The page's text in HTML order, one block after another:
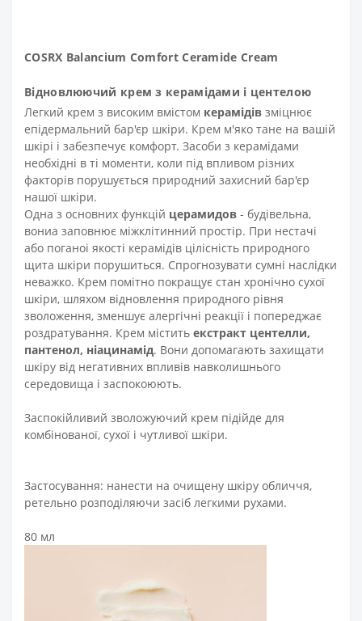
COSRX Balancium Comfort Ceramide Cream
Відновлюючий крем з керамідами і центелою
Легкий крем з високим вмістом керамідів зміцнює
епідермальний бар'єр шкіри. Крем м'яко тане на вашій
шкірі і забезпечує комфорт. Засоби з керамідами
необхідні в ті моменти, коли під впливом різних
факторів порушується природний захисний бар'єр
нашої шкіри.
Одна з основних функцій церамидов - будівельна,
вониа заповнює міжклітинний простір. При нестачі
або поганоі якості керамідів цілісність природного
щита шкіри порушиться. Спрогнозувати сумні наслідки
неважко. Крем помітно покращує стан хронічно сухої
шкіри, шляхом відновлення природного рівня
зволоження, зменшує алергічні реакції і попереджає
роздратування. Крем містить екстракт центелли,
пантенол, ніацинамід. Вони допомагають захищати
шкіру від негативних впливів навколишнього
середовища і заспокоюють.
Заспокійливий зволожуючий крем підійде для
комбінованої, сухої і чутливої ​​шкіри.
Застосування: нанести на очищену шкіру обличчя,
ретельно розподіляючи засіб легкими рухами.
80 мл